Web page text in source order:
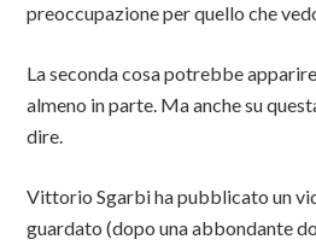
preoccupazione per quello che
La seconda cosa potrebbe
almeno in parte. Ma anche su
dire.
Vittorio Sgarbi ha pubblicato un
guardato (dopo una abbondante